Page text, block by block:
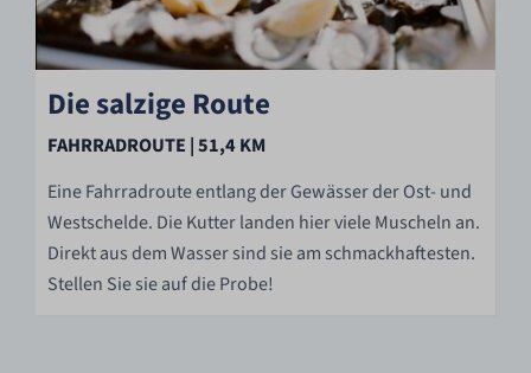
Die salzige Route
FAHRRADROUTE | 51,4 KM
Eine Fahrradroute entlang der Gewässer der Ost- und
Westschelde. Die Kutter landen hier viele Muscheln an.
Direkt aus dem Wasser sind sie am schmackhaftesten.
Stellen Sie sie auf die Probe!